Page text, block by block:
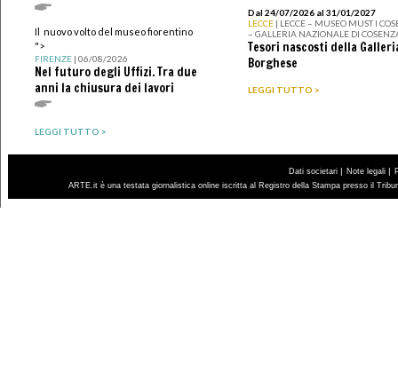
Il nuovo volto del museo fiorentino
">
FIRENZE| 06/08/2026
Nel futuro degli Uffizi. Tra due
anni la chiusura dei lavori
LEGGI TUTTO >
Dal 24/07/2026 al 31/01/2027
LECCE | LECCE – MUSEO MUST I
– GALLERIA NAZIONALE DI
Tesori nascosti della
Borghese
LEGGI TUTTO >
Dati societari | Note legali |
ARTE.it è una testata giornalistica online iscritta al Registro della Stampa presso il